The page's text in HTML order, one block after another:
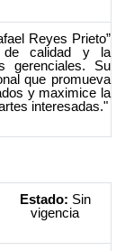
Reyes Prieto”
de calidad y la
gerenciales. Su
que promueva
y maximice la
interesadas."
Estado: Sin
vigencia